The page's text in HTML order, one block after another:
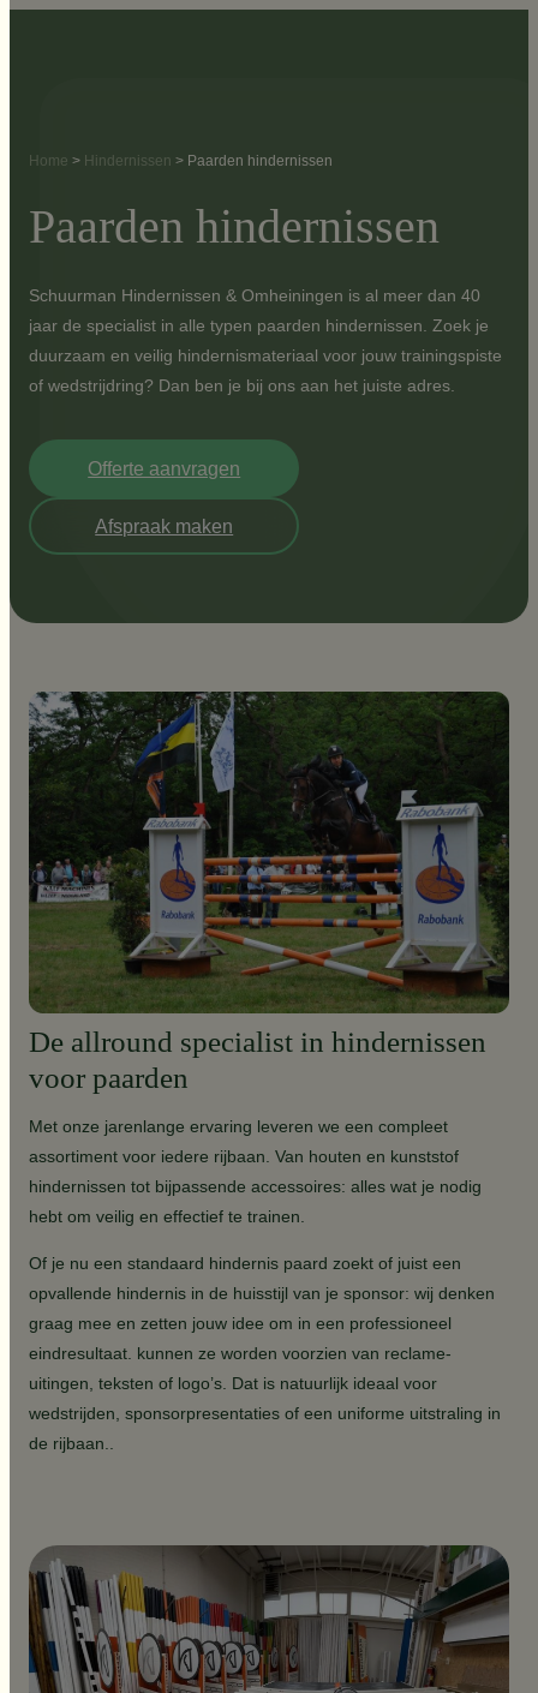
Home > Hindernissen > Paarden hindernissen
Paarden hindernissen
Schuurman Hindernissen & Omheiningen is al meer dan 40
jaar de specialist in alle typen paarden hindernissen. Zoek je
duurzaam en veilig hindernismateriaal voor jouw trainingspiste
of wedstrijdring? Dan ben je bij ons aan het juiste adres.
Offerte aanvragen
Afspraak maken
De allround specialist in hindernissen
voor paarden
Met onze jarenlange ervaring leveren we een compleet
assortiment voor iedere rijbaan. Van houten en kunststof
hindernissen tot bijpassende accessoires: alles wat je nodig
hebt om veilig en effectief te trainen.
Of je nu een standaard hindernis paard zoekt of juist een
opvallende hindernis in de huisstijl van je sponsor: wij denken
graag mee en zetten jouw idee om in een professioneel
eindresultaat. kunnen ze worden voorzien van reclame-
uitingen, teksten of logo’s. Dat is natuurlijk ideaal voor
wedstrijden, sponsorpresentaties of een uniforme uitstraling in
de rijbaan..